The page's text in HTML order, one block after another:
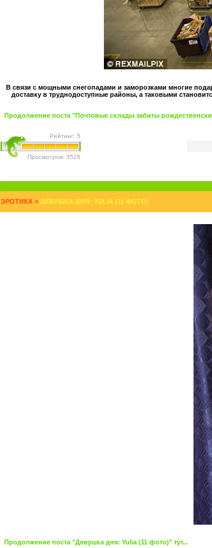
В связи с мощными снегопадами и заморозками многие
доставку в труднодоступные районы, а таковыми
Продолжение поста "Почтовые склады забиты
Рейтинг: 5
Просмотров: 3526
ЭРОТИКА > ДЕВУШКА ДНЯ: YULIA (11 ФОТО)
Продолжение поста "Девушка дня: Yulia (11 фото)" тут...